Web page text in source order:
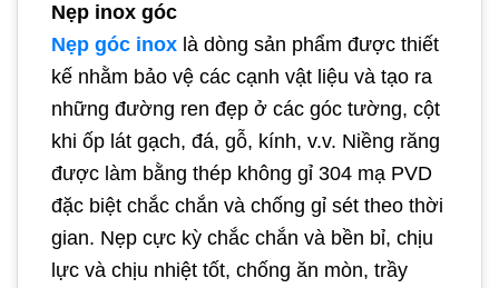
Nẹp inox góc
Nẹp góc inox là dòng sản phẩm được thiết
kế nhằm bảo vệ các cạnh vật liệu và tạo ra
những đường ren đẹp ở các góc tường, cột
khi ốp lát gạch, đá, gỗ, kính, v.v. Niềng răng
được làm bằng thép không gỉ 304 mạ PVD
đặc biệt chắc chắn và chống gỉ sét theo thời
gian. Nẹp cực kỳ chắc chắn và bền bỉ, chịu
lực và chịu nhiệt tốt, chống ăn mòn, trầy